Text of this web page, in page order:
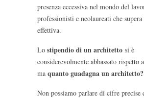
presenza eccessiva nel mondo del
professionisti e neolaureati che
effettiva.
Lo stipendio di un architetto si è
considerevolmente abbassato rispetto
ma quanto guadagna un architetto?
Non possiamo parlare di cifre precise